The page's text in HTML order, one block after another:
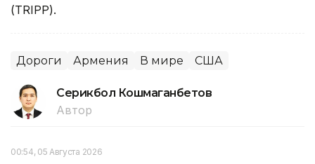
(TRIPP).
Дороги Армения В мире США
Серикбол Кошмаганбетов
Автор
00:54, 05 Августа 2026